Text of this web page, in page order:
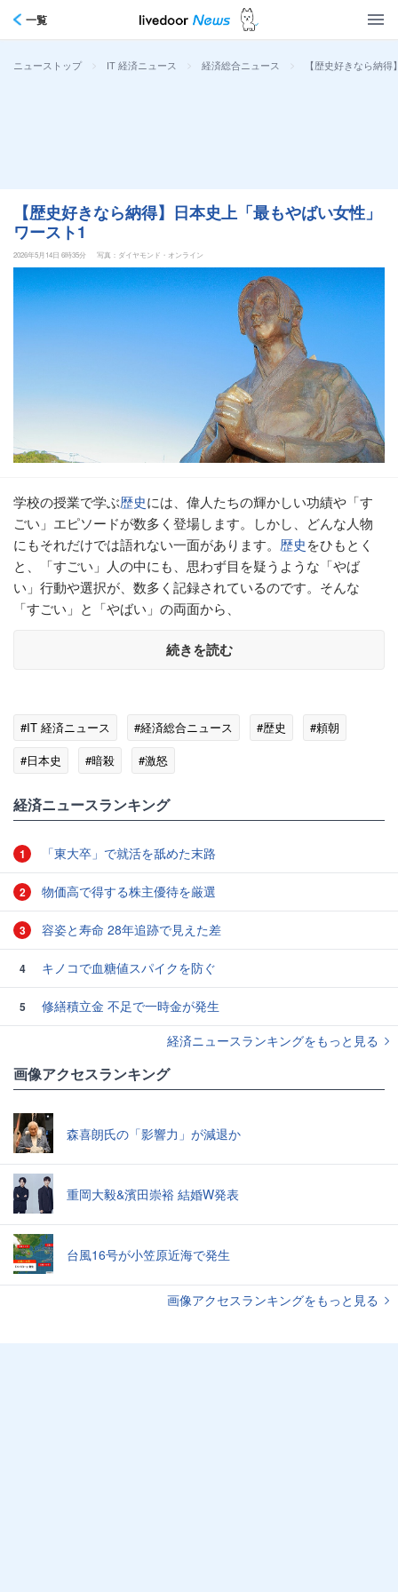
一覧
ニューストップ > IT 経済ニュース > 経済総合ニュース > 【歴史好きなら納
【歴史好きなら納得】日本史上「最もやばい女性」
ワースト1
2026年5月14日 6時35分 写真：ダイヤモンド・オンライン
学校の授業で学ぶ歴史には、偉人たちの輝かしい功績や「す
ごい」エピソードが数多く登場します。しかし、どんな人物
にもそれだけでは語れない一面があります。 歴史をひもとく
と、「すごい」人の中にも、思わず目を疑うような「やば
い」行動や選択が、数多く記録されているのです。そんな
「すごい」と「やばい」の両面から、
続きを読む
#IT 経済ニュース #経済総合ニュース #歴史
#頼朝
#日本史
#暗殺 #激怒
経済ニュースランキング
1 「東大卒」で就活を舐めた末路
2 物価高で得する株主優待を厳選
3 容姿と寿命 28年追跡で見えた差
4 キノコで血糖値スパイクを防ぐ
5
修繕積立金 不足で一時金が発生
経済ニュースランキングをもっと見る
画像アクセスランキング
森喜朗氏の「影響力」が減退か
重岡大毅&濱田崇裕 結婚W発表
台風16号が小笠原近海で発生
画像アクセスランキングをもっと見る